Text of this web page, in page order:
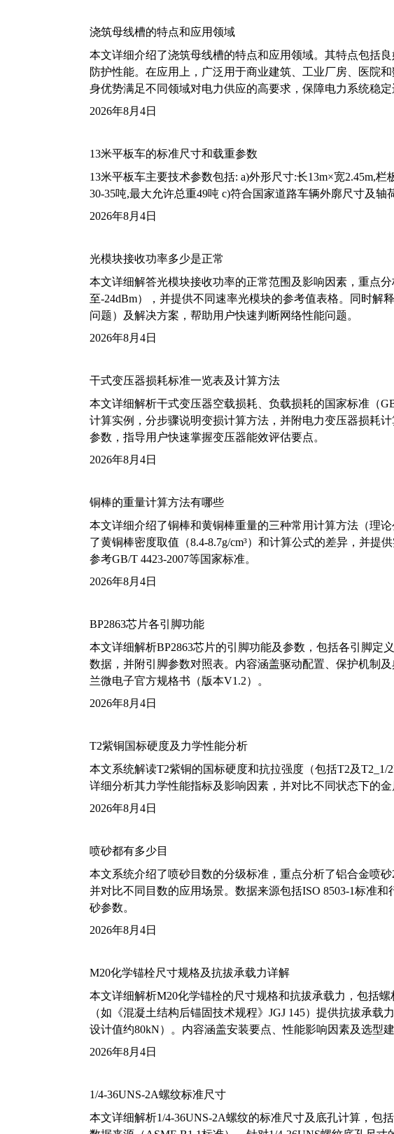
浇筑母线槽的特点和应用领域
本文详细介绍了浇筑母线槽的特点和应用领域。其特点包括
防护性能。在应用上，广泛用于商业建筑、工业厂房、医院
身优势满足不同领域对电力供应的高要求，保障电力系统稳定
2026年8月4日
13米平板车的标准尺寸和载重参数
13米平板车主要技术参数包括: a)外形尺寸:长13m×宽2.45m,栏
30-35吨,最大允许总重49吨 c)符合国家道路车辆外廓尺寸及轴
2026年8月4日
光模块接收功率多少是正常
本文详细解答光模块接收功率的正常范围及影响因素，重点
至-24dBm），并提供不同速率光模块的参考值表格。同时解
问题）及解决方案，帮助用户快速判断网络性能问题。
2026年8月4日
干式变压器损耗标准一览表及计算方法
本文详细解析干式变压器空载损耗、负载损耗的国家标准（
计算实例，分步骤说明变损计算方法，并附电力变压器损耗
参数，指导用户快速掌握变压器能效评估要点。
2026年8月4日
铜棒的重量计算方法有哪些
本文详细介绍了铜棒和黄铜棒重量的三种常用计算方法（理
了黄铜棒密度取值（8.4-8.7g/cm³）和计算公式的差异，并提
参考GB/T 4423-2007等国家标准。
2026年8月4日
BP2863芯片各引脚功能
本文详细解析BP2863芯片的引脚功能及参数，包括各引脚定
数据，并附引脚参数对照表。内容涵盖驱动配置、保护机制
兰微电子官方规格书（版本V1.2）。
2026年8月4日
T2紫铜国标硬度及力学性能分析
本文系统解读T2紫铜的国标硬度和抗拉强度（包括T2及T2_1/
详细分析其力学性能指标及影响因素，并对比不同状态下的
2026年8月4日
喷砂都有多少目
本文系统介绍了喷砂目数的分级标准，重点分析了铝合金喷砂
并对比不同目数的应用场景。数据来源包括ISO 8503-1标准
砂参数。
2026年8月4日
M20化学锚栓尺寸规格及抗拔承载力详解
本文详细解析M20化学锚栓的尺寸规格和抗拔承载力，包括
（如《混凝土结构后锚固技术规程》JGJ 145）提供抗拔承
设计值约80kN）。内容涵盖安装要点、性能影响因素及选型
2026年8月4日
1/4-36UNS-2A螺纹标准尺寸
本文详细解析1/4-36UNS-2A螺纹的标准尺寸及底孔计算，包